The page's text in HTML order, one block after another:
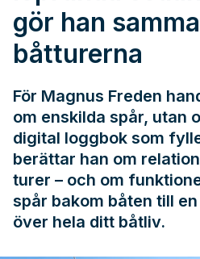
gör han
båtturerna
För Magnus Freden
om enskilda spår, utan
digital loggbok som
berättar han om
turer – och om
spår bakom båten till
över hela ditt båtliv.